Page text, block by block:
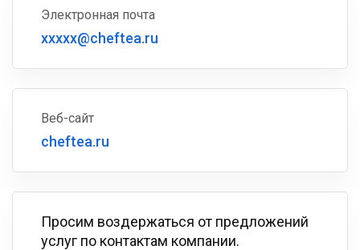
Электронная почта
xxxxx@cheftea.ru
Веб-сайт
cheftea.ru
Просим воздержаться от предложений
услуг по контактам компании.